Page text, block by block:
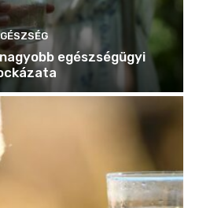
egészségügyi